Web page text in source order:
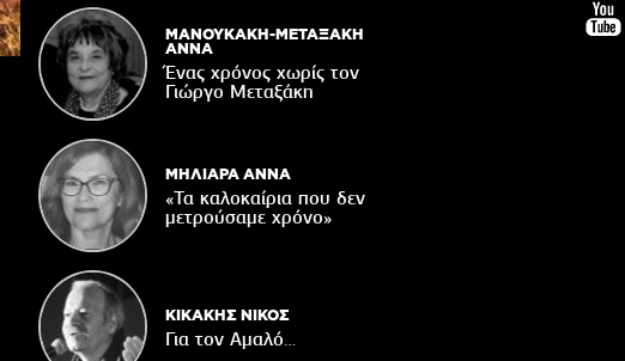
Η 8η Γιορτή Μπανάνας στην Άρβη με τη
στήριξη του Δήμου Βιάννου
05/08/2026
Νέος μετεωρολογικός σταθμός στον
οικισμό του Συκολόγου
ΜΑΝΟΥΚΑΚΗ-ΜΕΤΑΞΑΚΗ
ΑΝΝΑ
Ένας χρόνος χωρίς τον
Γιώργο Μεταξάκη
ΜΗΛΙΑΡΑ ΑΝΝΑ
«Τα καλοκαίρια που δεν
μετρούσαμε χρόνο»
ΚΙΚΑΚΗΣ ΝΙΚΟΣ
Για τον Αμαλό…